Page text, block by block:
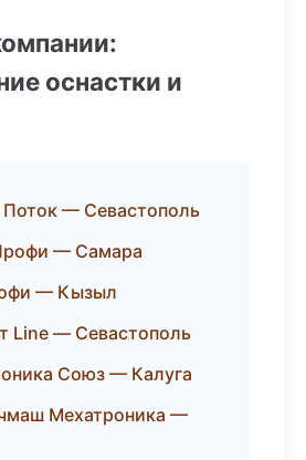
оснастки и
— Севастополь
— Самара
— Кызыл
Line — Севастополь
Союз — Калуга
Мехатроника —